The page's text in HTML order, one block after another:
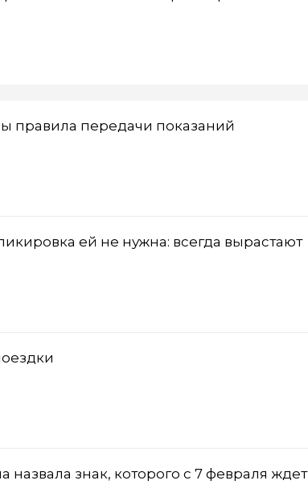
правила передачи показаний
ей не нужна: всегда вырастают
назвала знак, которого с 7 февраля ждет